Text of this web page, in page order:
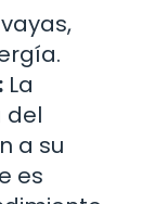
La
del
a su
es